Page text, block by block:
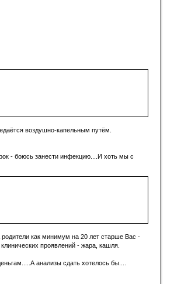
воздушно-капельным путём.
- боюсь занести инфекцию....И хоть мы с
как минимум на 20 лет старше Вас -
проявлений - жара, кашля.
анализы сдать хотелось бы....